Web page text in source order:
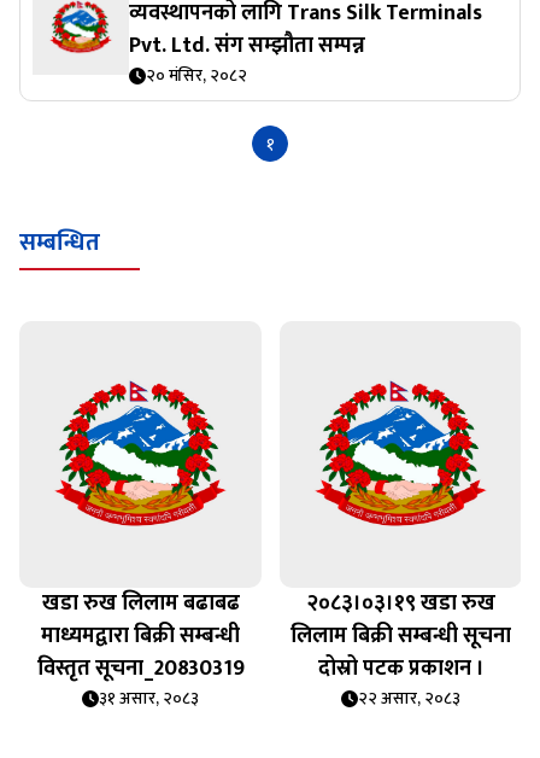
व्यवस्थापनको लागि Trans Silk Terminals
Pvt. Ltd. संग सम्झौता सम्पन्न
२० मंसिर, २०८२
१
सम्बन्धित
खडा रुख लिलाम बढाबढ
माध्यमद्वारा बिक्री सम्बन्धी
विस्तृत सूचना_20830319
३१ असार, २०८३
२०८३।०३।१९ खडा रुख
लिलाम बिक्री सम्बन्धी सूचना
दोस्रो पटक प्रकाशन ।
२२ असार, २०८३